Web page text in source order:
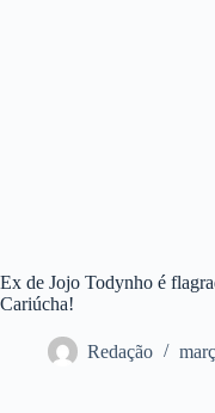
Ex de Jojo Todynho é
Cariúcha!
Redação